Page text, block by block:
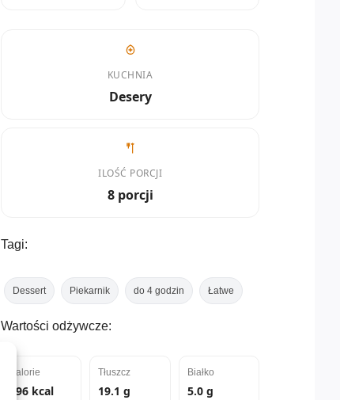
KUCHNIA
Desery
ILOŚĆ PORCJI
8 porcji
Tagi:
Dessert Piekarnik do 4 godzin Łatwe
Wartości odżywcze:
Kalorie
396 kcal
Tłuszcz
19.1 g
Białko
5.0 g